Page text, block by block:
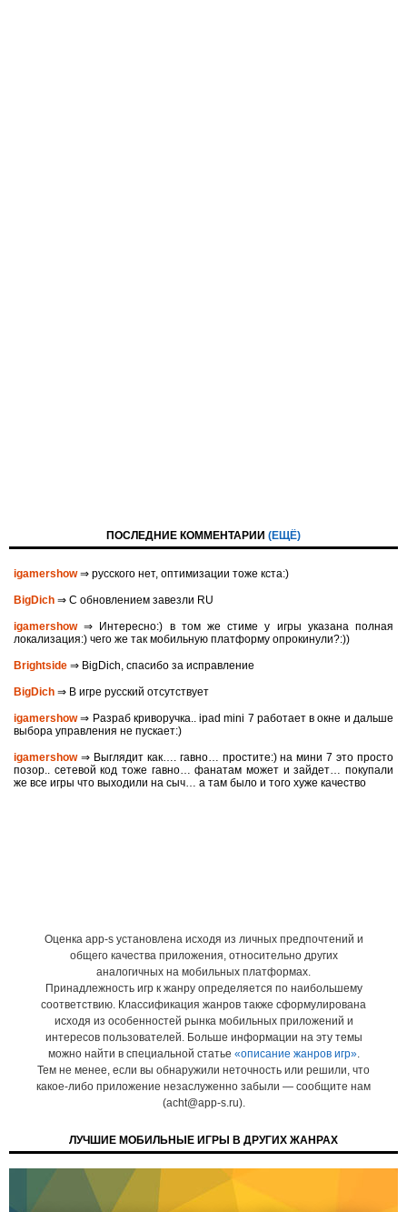
ПОСЛЕДНИЕ КОММЕНТАРИИ (ЕЩЁ)
igamershow⇒ русского нет, оптимизации тоже кста:)
BigDich ⇒ С обновлением завезли RU
igamershow⇒ Интересно:) в том же стиме у игры указана полная
локализация:) чего же так мобильную платформу опрокинули?:))
Brightside ⇒ BigDich, спасибо за исправление
BigDich ⇒ В игре русский отсутствует
igamershow⇒ Разраб криворучка.. ipad mini 7 работает в окне и дальше
выбора управления не пускает:)
igamershow⇒ Выглядит как…. гавно… простите:) на мини 7 это просто
позор.. сетевой код тоже гавно… фанатам может и зайдет… покупали
же все игры что выходили на сыч… а там было и того хуже качество
Оценка app-s установлена исходя из личных предпочтений и
общего качества приложения, относительно других
аналогичных на мобильных платформах.
Принадлежность игр к жанру определяется по наибольшему
соответствию. Классификация жанров также сформулирована
исходя из особенностей рынка мобильных приложений и
интересов пользователей. Больше информации на эту темы
можно найти в специальной статье «описание жанров игр».
Тем не менее, если вы обнаружили неточность или решили, что
какое-либо приложение незаслуженно забыли — сообщите нам
(acht@app-s.ru).
ЛУЧШИЕ МОБИЛЬНЫЕ ИГРЫ В ДРУГИХ ЖАНРАХ